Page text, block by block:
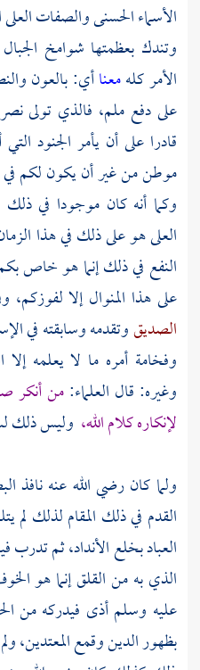
الأسماء الحسنى والصفات
وتندك بعظمتها شوامخ
الأمر كلهمعناأي: بالعون
على دفع ملم، فالذي تولى
قادرا على أن يأمر الجنود
موطن من غير أن يكون لكم
وكما أنه كان موجودا في ذلك
العلى هو على ذلك في هذا
النفع في ذلك إنما هو خاص
على هذا المنوال إلا لفوزكم،
الصديقوتقدمه وسابقته في
وفخامة أمره ما لا يعلمه إلا
وغيره: قال العلماء:من أنكر
لإنكاره كلام الله، وليس ذلك
ولما كان رضي الله عنه نافذ
القدم في ذلك المقام لذلك لم
العباد بخلع الأنداد، ثم تدرب
الذي به من القلق إنما هو
عليه وسلم أذى فيدركه من
بظهور الدين وقمع المعتدين،